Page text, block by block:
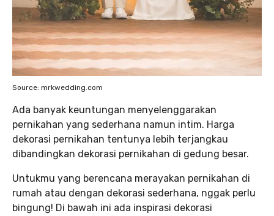
Source: mrkwedding.com
Ada banyak keuntungan menyelenggarakan
pernikahan yang sederhana namun intim. Harga
dekorasi pernikahan tentunya lebih terjangkau
dibandingkan dekorasi pernikahan di gedung besar.
Untukmu yang berencana merayakan pernikahan di
rumah atau dengan dekorasi sederhana, nggak perlu
bingung! Di bawah ini ada inspirasi dekorasi